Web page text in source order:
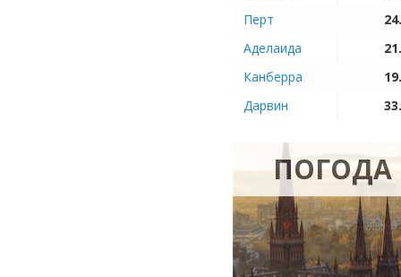
Перт
Аделаида
Канберра
Дарвин
ПОГОДА